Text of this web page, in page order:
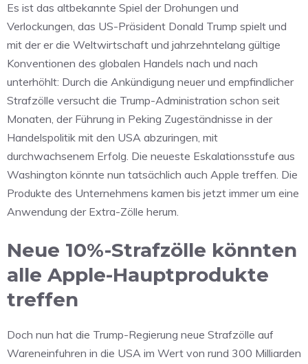
Es ist das altbekannte Spiel der Drohungen und
Verlockungen, das US-Präsident Donald Trump spielt und
mit der er die Weltwirtschaft und jahrzehntelang gültige
Konventionen des globalen Handels nach und nach
unterhöhlt: Durch die Ankündigung neuer und empfindlicher
Strafzölle versucht die Trump-Administration schon seit
Monaten, der Führung in Peking Zugeständnisse in der
Handelspolitik mit den USA abzuringen, mit
durchwachsenem Erfolg. Die neueste Eskalationsstufe aus
Washington könnte nun tatsächlich auch Apple treffen. Die
Produkte des Unternehmens kamen bis jetzt immer um eine
Anwendung der Extra-Zölle herum.
Neue 10%-Strafzölle könnten
alle Apple-Hauptprodukte
treffen
Doch nun hat die Trump-Regierung neue Strafzölle auf
Wareneinfuhren in die USA im Wert von rund 300 Milliarden